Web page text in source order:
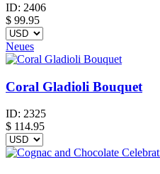
ID: 2406
$ 99.95
Neues
Coral Gladioli Bouquet
ID: 2325
$ 114.95